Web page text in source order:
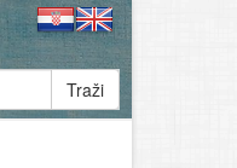
Traži